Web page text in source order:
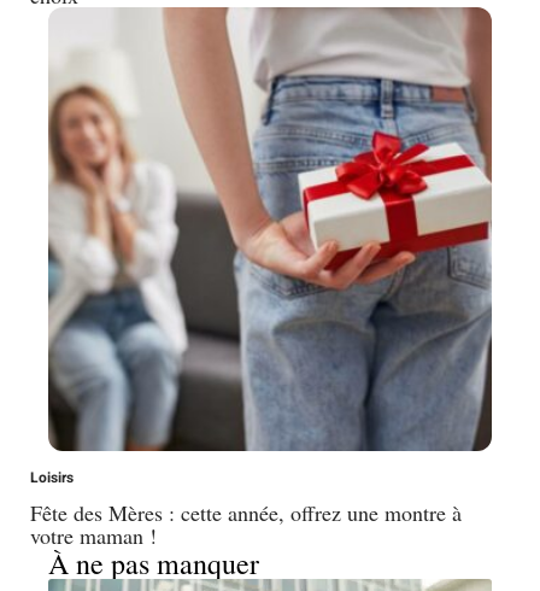
Loisirs
Fête des Mères : cette année, offrez une montre à
votre maman !
À ne pas manquer